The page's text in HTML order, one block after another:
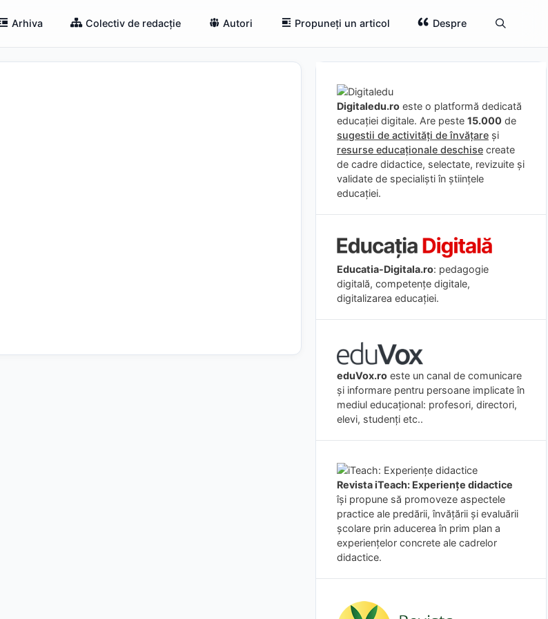
Arhiva Colectiv de redacție Autori Propuneți un articol Despre
Digitaledu.ro este o platformă dedicată
educației digitale. Are peste 15.000 de
sugestii de activități de învățare și
resurse educaționale deschise create
de cadre didactice, selectate, revizuite și
validate de specialiști în științele
educației.
Educatia-Digitala.ro: pedagogie
digitală, competențe digitale,
digitalizarea educației.
eduVox.ro este un canal de comunicare
și informare pentru persoane implicate în
mediul educațional: profesori, directori,
elevi, studenți etc..
Revista iTeach: Experienţe didactice
îşi propune să promoveze aspectele
practice ale predării, învăţării şi evaluării
şcolare prin aducerea în prim plan a
experienţelor concrete ale cadrelor
didactice.